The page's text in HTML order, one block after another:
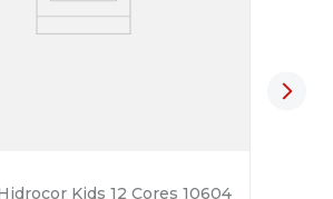
Kids 12 Cores 10604